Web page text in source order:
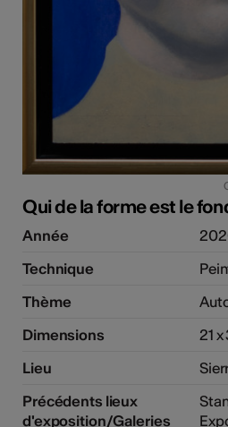
Qui de la forme est le
Année
Technique
Thème
Dimensions
21
Lieu
Précédents lieux
d'exposition/Galeries